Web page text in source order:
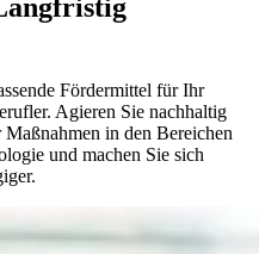
Fördermittel für Ihr
Agieren Sie nachhaltig
in den Bereichen
und machen Sie sich